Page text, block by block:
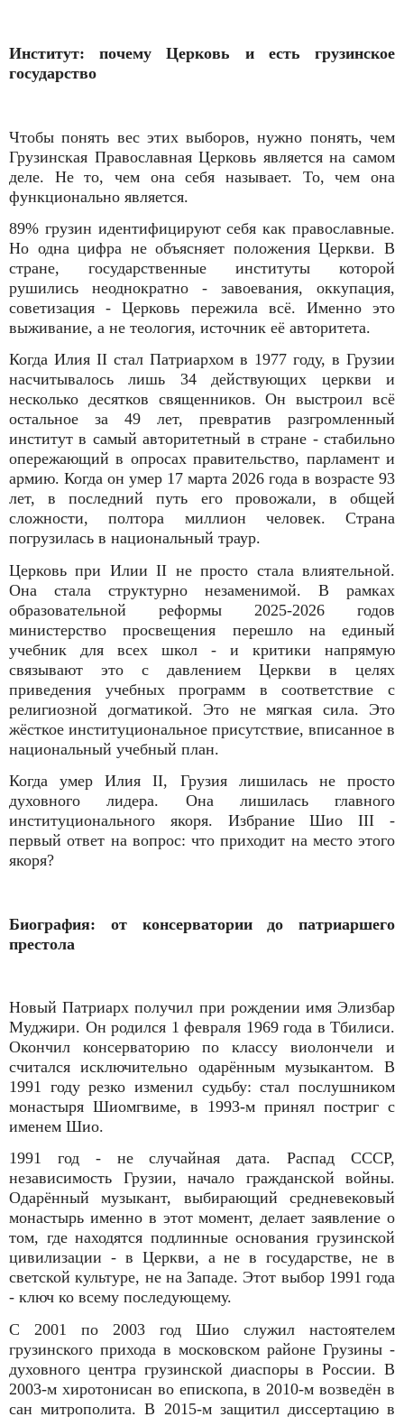
Институт: почему Церковь и есть грузинское
государство
Чтобы понять вес этих выборов, нужно понять, чем
Грузинская Православная Церковь является на самом
деле. Не то, чем она себя называет. То, чем она
функционально является.
89% грузин идентифицируют себя как православные.
Но одна цифра не объясняет положения Церкви. В
стране, государственные институты которой
рушились неоднократно - завоевания, оккупация,
советизация - Церковь пережила всё. Именно это
выживание, а не теология, источник её авторитета.
Когда Илия II стал Патриархом в 1977 году, в Грузии
насчитывалось лишь 34 действующих церкви и
несколько десятков священников. Он выстроил всё
остальное за 49 лет, превратив разгромленный
институт в самый авторитетный в стране - стабильно
опережающий в опросах правительство, парламент и
армию. Когда он умер 17 марта 2026 года в возрасте 93
лет, в последний путь его провожали, в общей
сложности, полтора миллион человек. Страна
погрузилась в национальный траур.
Церковь при Илии II не просто стала влиятельной.
Она стала структурно незаменимой. В рамках
образовательной реформы 2025-2026 годов
министерство просвещения перешло на единый
учебник для всех школ - и критики напрямую
связывают это с давлением Церкви в целях
приведения учебных программ в соответствие с
религиозной догматикой. Это не мягкая сила. Это
жёсткое институциональное присутствие, вписанное в
национальный учебный план.
Когда умер Илия II, Грузия лишилась не просто
духовного лидера. Она лишилась главного
институционального якоря. Избрание Шио III -
первый ответ на вопрос: что приходит на место этого
якоря?
Биография: от консерватории до патриаршего
престола
Новый Патриарх получил при рождении имя Элизбар
Муджири. Он родился 1 февраля 1969 года в Тбилиси.
Окончил консерваторию по классу виолончели и
считался исключительно одарённым музыкантом. В
1991 году резко изменил судьбу: стал послушником
монастыря Шиомгвиме, в 1993-м принял постриг с
именем Шио.
1991 год - не случайная дата. Распад СССР,
независимость Грузии, начало гражданской войны.
Одарённый музыкант, выбирающий средневековый
монастырь именно в этот момент, делает заявление о
том, где находятся подлинные основания грузинской
цивилизации - в Церкви, а не в государстве, не в
светской культуре, не на Западе. Этот выбор 1991 года
- ключ ко всему последующему.
С 2001 по 2003 год Шио служил настоятелем
грузинского прихода в московском районе Грузины -
духовного центра грузинской диаспоры в России. В
2003-м хиротонисан во епископа, в 2010-м возведён в
сан митрополита. В 2015-м защитил диссертацию в